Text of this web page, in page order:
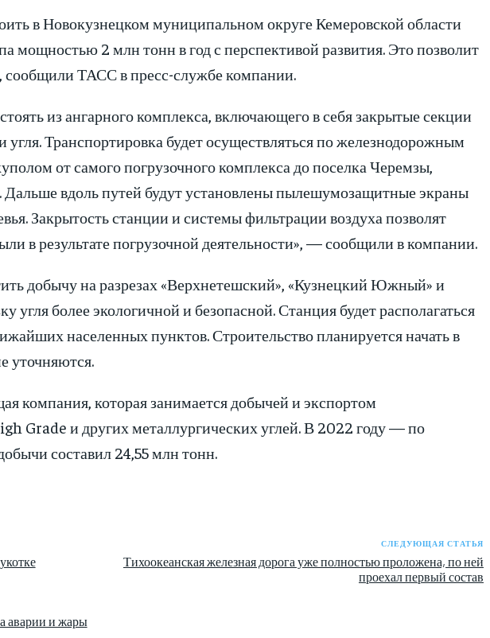
в Новокузнецком муниципальном округе Кемеровской области
мощностью 2 млн тонн в год с перспективой развития. Это позволит
сообщили ТАСС в пресс-службе компании.
из ангарного комплекса, включающего в себя закрытые секции
угля. Транспортировка будет осуществляться по железнодорожным
от самого погрузочного комплекса до поселка Черемзы,
Дальше вдоль путей будут установлены пылешумозащитные экраны
Закрытость станции и системы фильтрации воздуха позволят
в результате погрузочной деятельности», — сообщили в компании.
добычу на разрезах «Верхнетешский», «Кузнецкий Южный» и
угля более экологичной и безопасной. Станция будет располагаться
населенных пунктов. Строительство планируется начать в
уточняются.
компания, которая занимается добычей и экспортом
Grade и других металлургических углей. В 2022 году — по
составил 24,55 млн тонн.
СЛЕДУЮЩАЯ СТАТЬЯ
Тихоокеанская железная дорога уже полностью проложена, по ней
проехал первый состав
аварии и жары